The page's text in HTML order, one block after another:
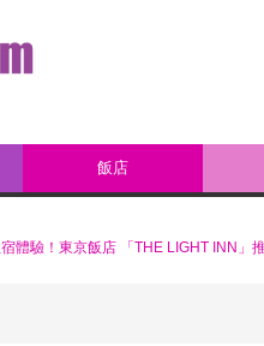
飯店
體驗！東京飯店 「THE LIGHT INN」